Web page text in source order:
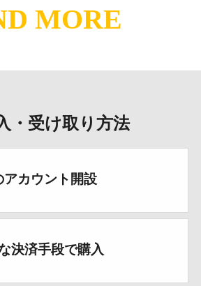
MORE
・受け取り方法
アカウント開設
決済手段で購入